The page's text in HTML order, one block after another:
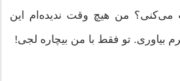
می‌کنی؟ من هیچ وقت ندیده‌ام این
بیاوری. تو فقط با من بیچاره لجی!